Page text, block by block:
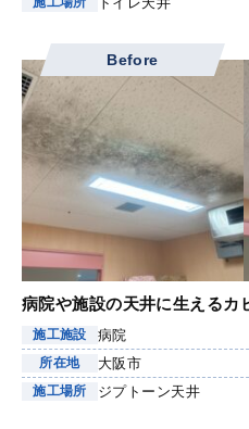
Before
病院や施設の天井に生えるカ
施工施設 病院
所在地 大阪市
施工場所 ジプトーン天井